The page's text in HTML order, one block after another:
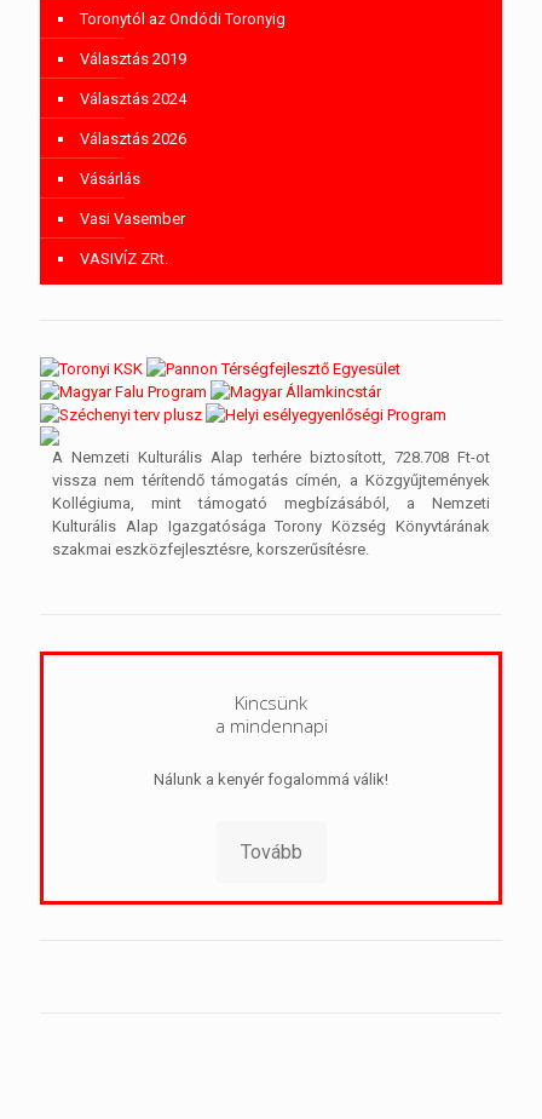
Toronytól az Ondódi Toronyig
Választás 2019
Választás 2024
Választás 2026
Vásárlás
Vasi Vasember
VASIVÍZ ZRt.
A Nemzeti Kulturális Alap terhére biztosított, 728.708 Ft-ot
vissza nem térítendő támogatás címén, a Közgyűjtemények
Kollégiuma, mint támogató megbízásából, a Nemzeti
Kulturális Alap Igazgatósága Torony Község Könyvtárának
szakmai eszközfejlesztésre, korszerűsítésre.
Kincsünk
a mindennapi
Nálunk a kenyér fogalommá válik!
Tovább